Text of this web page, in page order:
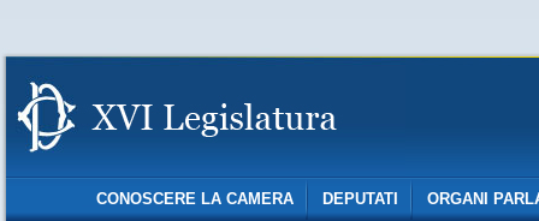
CONOSCERE LA CAMERA DEPUTATI ORGANI